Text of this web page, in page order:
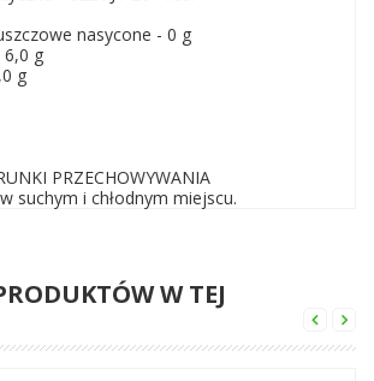
nasycone - 0 g
g
g
PRZECHOWYWANIA
suchym i chłodnym miejscu.
W TEJ